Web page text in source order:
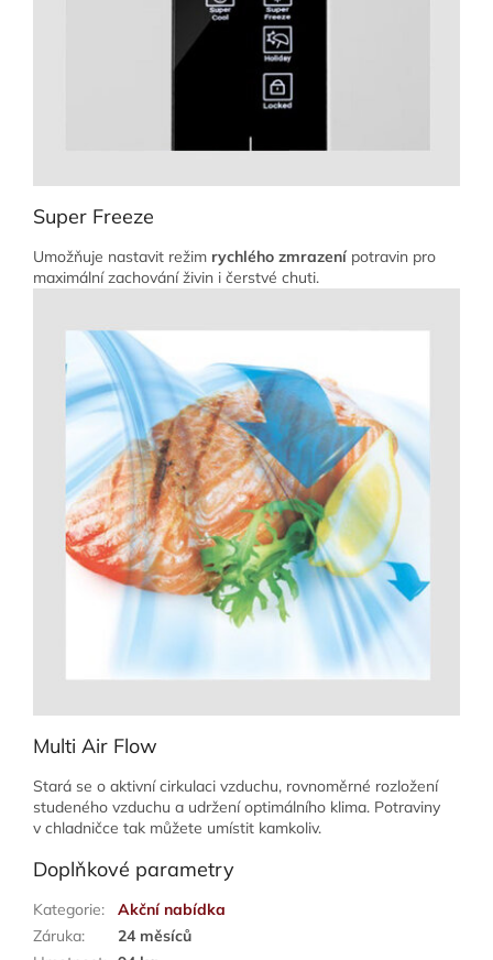
Super Freeze
Umožňuje nastavit režim rychlého zmrazení potravin pro
maximální zachování živin i čerstvé chuti.
Multi Air Flow
Stará se o aktivní cirkulaci vzduchu, rovnoměrné rozložení
studeného vzduchu a udržení optimálního klima. Potraviny
v chladničce tak můžete umístit kamkoliv.
Doplňkové parametry
Kategorie:
Akční nabídka
Záruka:
24 měsíců